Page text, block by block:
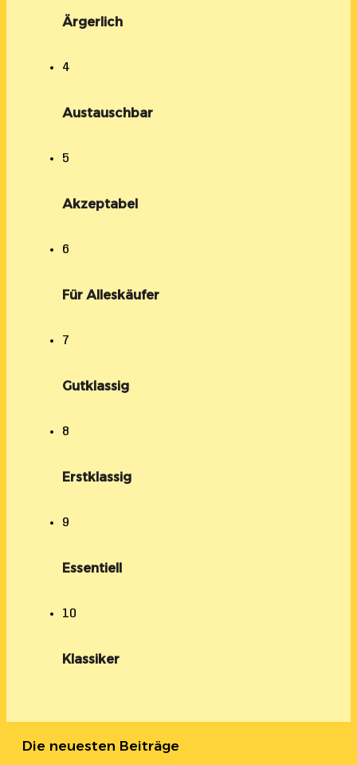
Ärgerlich
4
Austauschbar
5
Akzeptabel
6
Für Alleskäufer
7
Gutklassig
8
Erstklassig
9
Essentiell
10
Klassiker
Die neuesten Beiträge